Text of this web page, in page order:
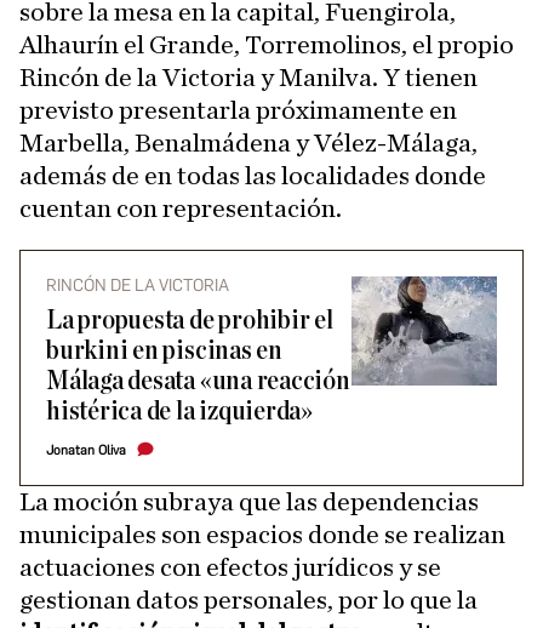
sobre la mesa en la capital, Fuengirola,
Alhaurín el Grande, Torremolinos, el propio
Rincón de la Victoria y Manilva. Y tienen
previsto presentarla próximamente en
Marbella, Benalmádena y Vélez-Málaga,
además de en todas las localidades donde
cuentan con representación.
RINCÓN DE LA VICTORIA
La propuesta de prohibir el
burkini en piscinas en
Málaga desata «una reacción
histérica de la izquierda»
Jonatan Oliva
La moción subraya que las dependencias
municipales son espacios donde se realizan
actuaciones con efectos jurídicos y se
gestionan datos personales, por lo que la